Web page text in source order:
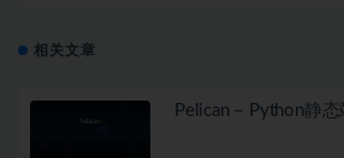
相关文章
Pelican – Python静